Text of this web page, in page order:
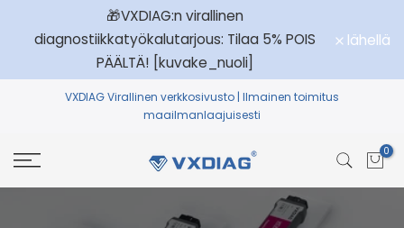
sisältöön
🎁VXDIAG:n virallinen
diagnostiikkatyökalutarjous: Tilaa 5% POIS
PÄÄLTÄ! [kuvake_nuoli]
lähellä
VXDIAGVirallinen verkkosivusto | Ilmainen toimitus
maailmanlaajuisesti
0